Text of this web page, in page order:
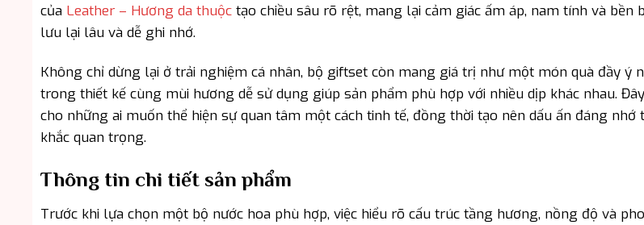
của Leather – Hương da thuộc tạo chiều sâu rõ rệt, mang lại cảm giác ấm áp, nam tính và bền
lưu lại lâu và dễ ghi nhớ.
Không chỉ dừng lại ở trải nghiệm cá nhân, bộ giftset còn mang giá trị như một món quà đầy ý
trong thiết kế cùng mùi hương dễ sử dụng giúp sản phẩm phù hợp với nhiều dịp khác nhau.
cho những ai muốn thể hiện sự quan tâm một cách tinh tế, đồng thời tạo nên dấu ấn đáng
khắc quan trọng.
Thông tin chi tiết sản phẩm
Trước khi lựa chọn một bộ nước hoa phù hợp, việc hiểu rõ cấu trúc tầng hương, nồng độ và